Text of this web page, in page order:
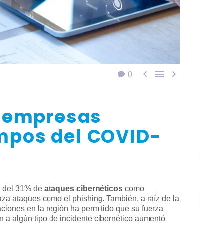
0   
del COVID-
del 31% de ataques cibernéticos como
ataques como el phishing. También, a raíz de la
en la región ha permitido que su fuerza
a algún tipo de incidente cibernético aumentó